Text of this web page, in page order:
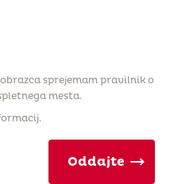
sprejemam pravilnik o
mesta.
Oddajte